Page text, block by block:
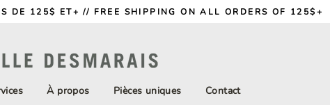
DE 125$ ET+ // FREE SHIPPING ON ALL ORDERS OF 125$+
À propos Pièces uniques Contact